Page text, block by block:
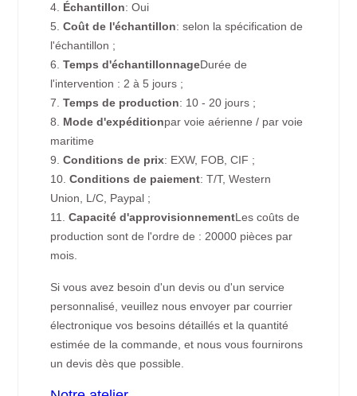
4. Échantillon: Oui
5.Coût de l'échantillon: selon la spécification de
l'échantillon ;
6.Temps d'échantillonnageDurée de
l'intervention : 2 à 5 jours ;
7.Temps de production: 10 - 20 jours ;
8. Mode d'expéditionpar voie aérienne / par voie
maritime
9.Conditions de prix: EXW, FOB, CIF ;
10.Conditions de paiement: T/T, Western
Union, L/C, Paypal ;
11.Capacité d'approvisionnementLes coûts de
production sont de l'ordre de : 20000 pièces par
mois.
Si vous avez besoin d'un devis ou d'un service
personnalisé, veuillez nous envoyer par courrier
électronique vos besoins détaillés et la quantité
estimée de la commande, et nous vous fournirons
un devis dès que possible.